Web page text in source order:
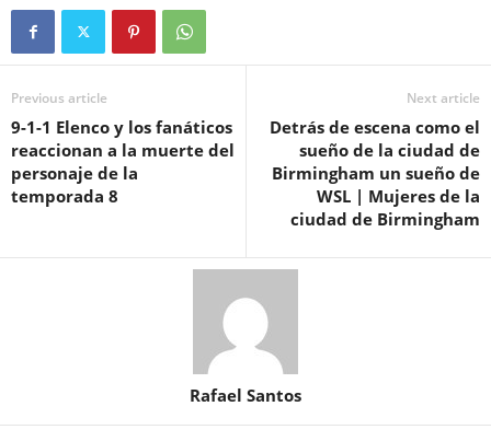
Previous article
9-1-1 Elenco y los fanáticos
reaccionan a la muerte del
personaje de la
temporada 8
Next article
Detrás de escena como el
sueño de la ciudad de
Birmingham un sueño de
WSL | Mujeres de la
ciudad de Birmingham
Rafael Santos